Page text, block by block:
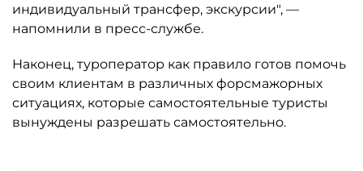
индивидуальный трансфер, экскурсии", —
напомнили в пресс-службе.
Наконец, туроператор как правило готов помочь
своим клиентам в различных форсмажорных
ситуациях, которые самостоятельные туристы
вынуждены разрешать самостоятельно.